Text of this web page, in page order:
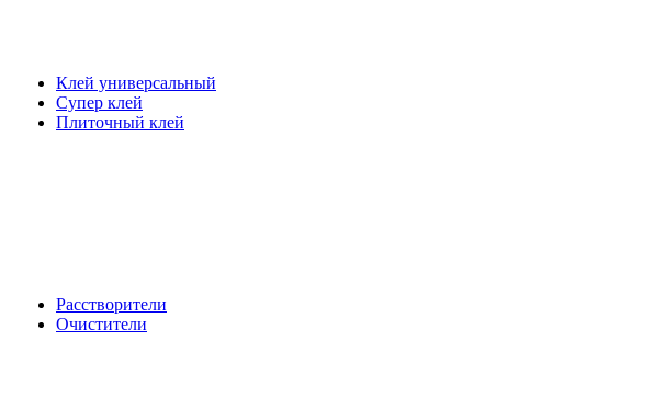
Клей универсальный
Супер клей
Плиточный клей
Расстворители
Очистители